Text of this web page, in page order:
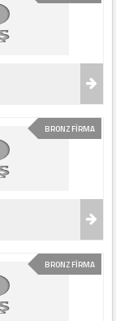
BRONZ FİRMA
BRONZ FİRMA